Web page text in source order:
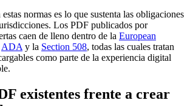
normas es lo que sustenta las obligaciones
Los PDF publicados por
caen de lleno dentro de la European
ADA y la Section 508, todas las cuales tratan
como parte de la experiencia digital
existentes frente a crear